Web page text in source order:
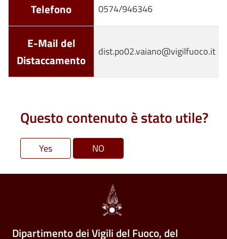
Telefono 0574/946346
E-Mail del
Distaccamento
dist.po02.vaiano@vigilfuoco.it
Questo contenuto è stato utile?
Dipartimento dei Vigili del Fuoco, del